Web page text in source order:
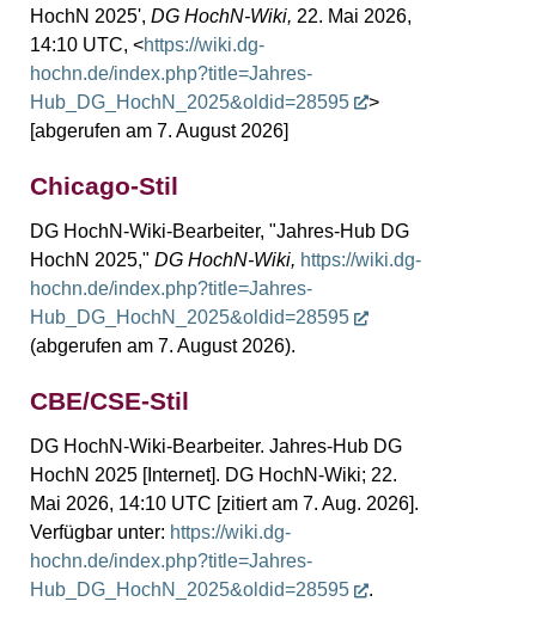
HochN 2025', DG HochN-Wiki, 22. Mai 2026,
14:10 UTC, <https://wiki.dg-
hochn.de/index.php?title=Jahres-
Hub_DG_HochN_2025&oldid=28595
>
[abgerufen am 7. August 2026]
Chicago-Stil
DG HochN-Wiki-Bearbeiter, "Jahres-Hub DG
HochN 2025," DG HochN-Wiki, https://wiki.dg-
hochn.de/index.php?title=Jahres-
Hub_DG_HochN_2025&oldid=28595
(abgerufen am 7. August 2026).
CBE/CSE-Stil
DG HochN-Wiki-Bearbeiter. Jahres-Hub DG
HochN 2025 [Internet]. DG HochN-Wiki; 22.
Mai 2026, 14:10 UTC [zitiert am 7. Aug. 2026].
Verfügbar unter: https://wiki.dg-
hochn.de/index.php?title=Jahres-
Hub_DG_HochN_2025&oldid=28595
.